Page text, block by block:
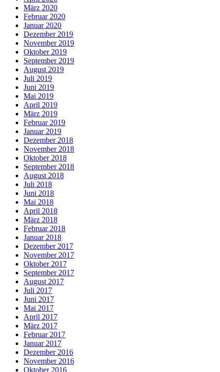
März 2020
Februar 2020
Januar 2020
Dezember 2019
November 2019
Oktober 2019
September 2019
August 2019
Juli 2019
Juni 2019
Mai 2019
April 2019
März 2019
Februar 2019
Januar 2019
Dezember 2018
November 2018
Oktober 2018
September 2018
August 2018
Juli 2018
Juni 2018
Mai 2018
April 2018
März 2018
Februar 2018
Januar 2018
Dezember 2017
November 2017
Oktober 2017
September 2017
August 2017
Juli 2017
Juni 2017
Mai 2017
April 2017
März 2017
Februar 2017
Januar 2017
Dezember 2016
November 2016
Oktober 2016